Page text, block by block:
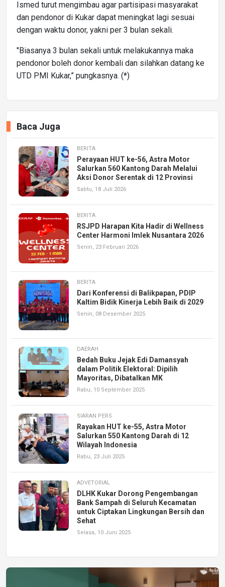
Ismed turut mengimbau agar partisipasi masyarakat
dan pendonor di Kukar dapat meningkat lagi sesuai
dengan waktu donor, yakni per 3 bulan sekali.
"Biasanya 3 bulan sekali untuk melakukannya maka
pendonor boleh donor kembali dan silahkan datang ke
UTD PMI Kukar,” pungkasnya. (*)
Baca Juga
BERITA
Perayaan HUT ke-56, Astra Motor
Salurkan 560 Kantong Darah Melalui
Aksi Donor Serentak di 12 Provinsi
Sabtu, 18 Juli 2026
BERITA
RSJPD Harapan Kita Hadir di Wellness
Center Harmoni Imlek Nusantara 2026
Senin, 23 Februari 2026
BERITA
Dari Konferensi di Balikpapan, PDIP
Kaltim Bidik Kinerja Lebih Baik di 2029
Senin, 08 Desember 2025
DAERAH
Bedah Buku Jejak Edi Damansyah
dalam Politik Elektoral: Dipilih
Mayoritas, Dibatalkan MK
Rabu, 10 September 2025
SIARAN PERS
Rayakan HUT ke-55, Astra Motor
Salurkan 550 Kantong Darah di 12
Wilayah Indonesia
Rabu, 23 Juli 2025
ADVETORIAL
DLHK Kukar Dorong Pengembangan
Bank Sampah di Seluruh Kecamatan
untuk Ciptakan Lingkungan Bersih dan
Sehat
Selasa, 10 Juni 2025